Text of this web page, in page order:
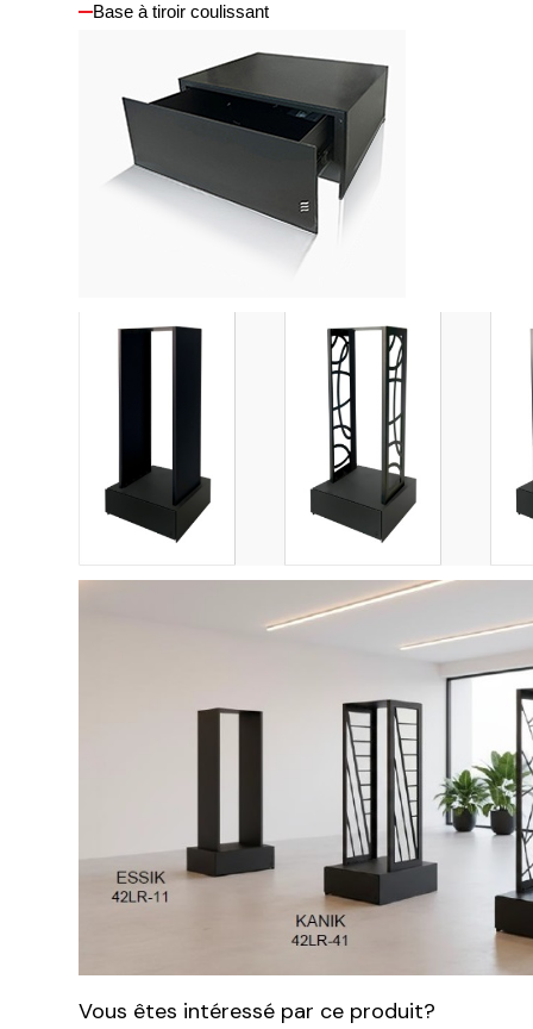
Base à tiroir coulissant
Vous êtes intéressé par ce produit?